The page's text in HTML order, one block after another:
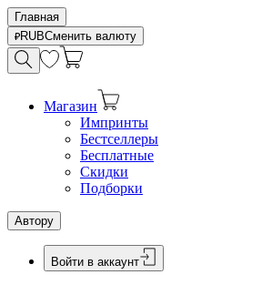
Главная
RUBСменить валюту
Магазин
Импринты
Бестселлеры
Бесплатные
Скидки
Подборки
Автору
Войти в аккаунт